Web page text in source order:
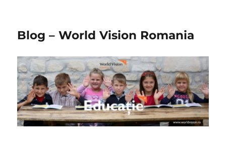
Blog – World Vision Romania